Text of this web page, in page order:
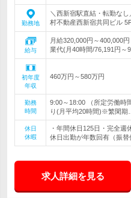
勤務地
＼西新宿駅直結・転勤な
村不動産西新宿共同ビル
給与
月給320,000円～400,000
業代(月40時間/76,191円～
初年度
年収
460万円～580万円
勤務
時間
9:00～18:00 （所定労働時
り(月平均20時間)※繁閑期…
休日
休暇
・年間休日125日・完全
休日出勤が年数回有（振替
求人詳細を見る